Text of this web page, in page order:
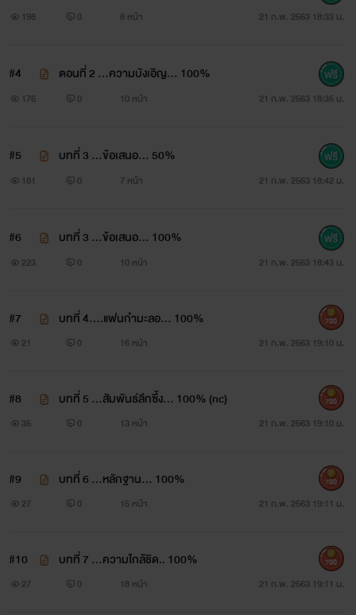
198 0 8 หน้า 21 ก.พ. 2563 18:33 น.
#4 ตอนที่ 2 ...ความบังเอิญ... 100%
176 0 10 หน้า 21 ก.พ. 2563 18:35 น.
#5 บทที่ 3 ...ข้อเสนอ... 50%
181 0 7 หน้า 21 ก.พ. 2563 18:42 น.
#6 บทที่ 3 ...ข้อเสนอ... 100%
223 0 10 หน้า 21 ก.พ. 2563 18:43 น.
#7 บทที่ 4....แฟนกำมะลอ... 100%
21 0 16 หน้า 21 ก.พ. 2563 19:10 น.
700
#8 บทที่ 5 ...สัมพันธ์ลึกซึ้ง... 100% (nc)
35 0 13 หน้า 21 ก.พ. 2563 19:10 น.
700
#9 บทที่ 6 ...หลักฐาน... 100%
27 0 15 หน้า 21 ก.พ. 2563 19:11 น.
700
#10 บทที่ 7 ...ความใกล้ชิด.. 100%
27 0 18 หน้า 21 ก.พ. 2563 19:11 น.
700